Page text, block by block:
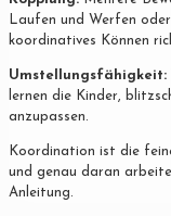
Laufen und Werfen
koordinatives Können
Umstellungsfähigkeit:
lernen die Kinder,
anzupassen.
Koordination ist die
und genau daran
Anleitung.